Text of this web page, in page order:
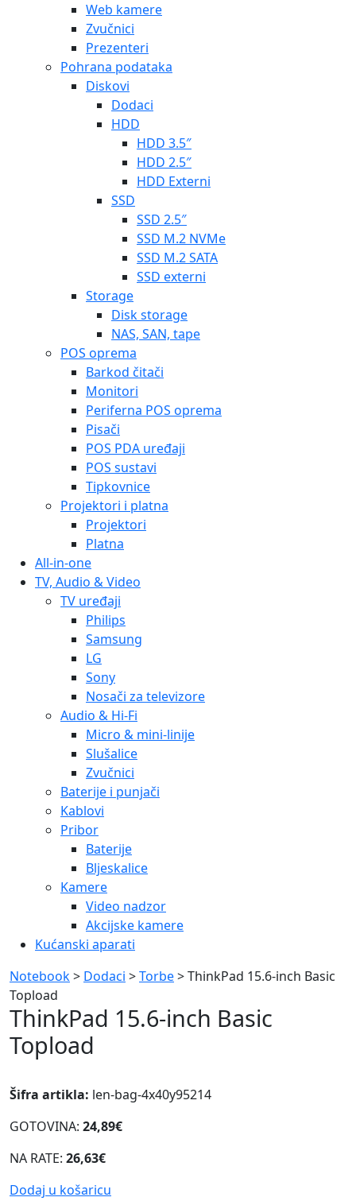
Web kamere
Zvučnici
Prezenteri
Pohrana podataka
Diskovi
Dodaci
HDD
HDD 3.5″
HDD 2.5″
HDD Externi
SSD
SSD 2.5″
SSD M.2 NVMe
SSD M.2 SATA
SSD externi
Storage
Disk storage
NAS, SAN, tape
POS oprema
Barkod čitači
Monitori
Periferna POS oprema
Pisači
POS PDA uređaji
POS sustavi
Tipkovnice
Projektori i platna
Projektori
Platna
All-in-one
TV, Audio & Video
TV uređaji
Philips
Samsung
LG
Sony
Nosači za televizore
Audio & Hi-Fi
Micro & mini-linije
Slušalice
Zvučnici
Baterije i punjači
Kablovi
Pribor
Baterije
Bljeskalice
Kamere
Video nadzor
Akcijske kamere
Kućanski aparati
Notebook> Dodaci >Torbe> ThinkPad 15.6-inch Basic
Topload
ThinkPad 15.6-inch Basic
Topload
Šifra artikla: len-bag-4x40y95214
GOTOVINA: 24,89€
NA RATE: 26,63€
Dodaj u košaricu